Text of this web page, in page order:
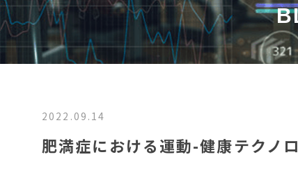
2022.09.14
肥満症における運動-健康テクノ